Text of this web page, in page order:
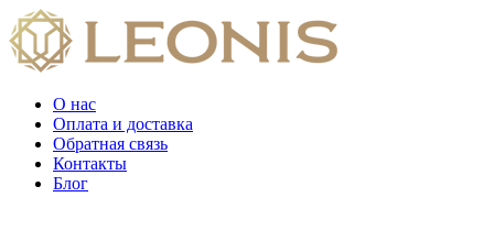
О нас
Оплата и доставка
Обратная связь
Контакты
Блог